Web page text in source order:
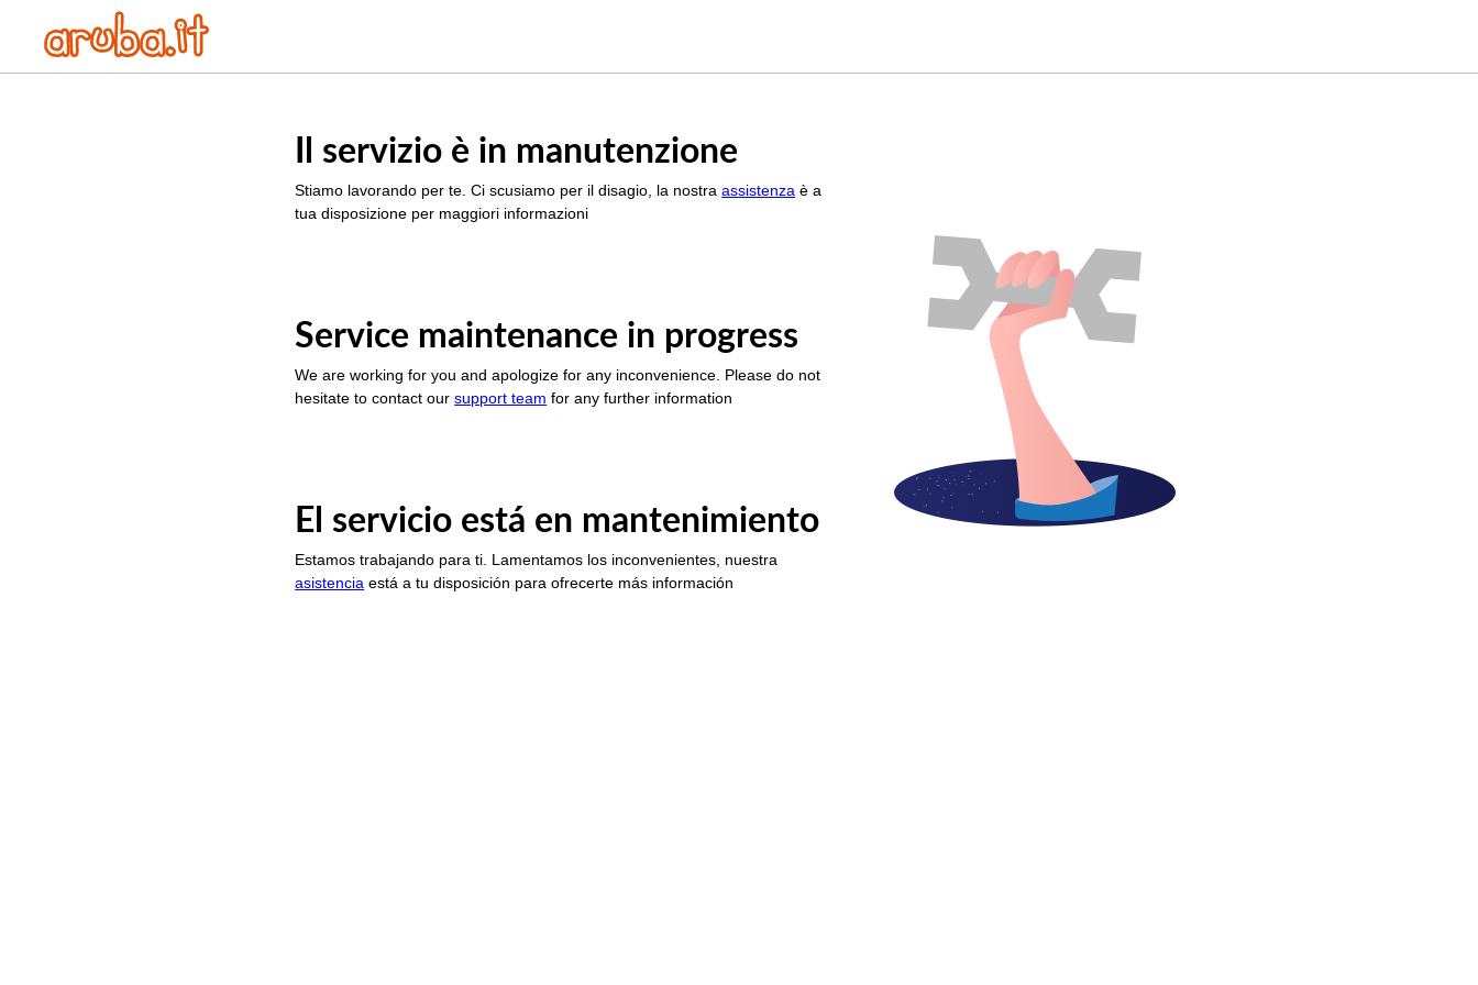
Il servizio è in manutenzione
Stiamo lavorando per te. Ci scusiamo per il disagio, la nostraassistenza è a
tua disposizione per maggiori informazioni
Service maintenance in progress
We are working for you and apologize for any inconvenience. Please do not
hesitate to contact oursupport team for any further information
El servicio está en mantenimiento
Estamos trabajando para ti. Lamentamos los inconvenientes, nuestra
asistencia está a tu disposición para ofrecerte más información